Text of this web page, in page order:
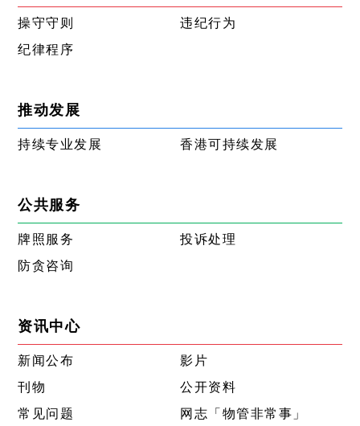
操守守则
违纪行为
纪律程序
推动发展
持续专业发展 香港可持续发展
公共服务
牌照服务
投诉处理
防贪咨询
资讯中心
新闻公布
影片
刊物
公开资料
常见问题
网志「物管非常事」